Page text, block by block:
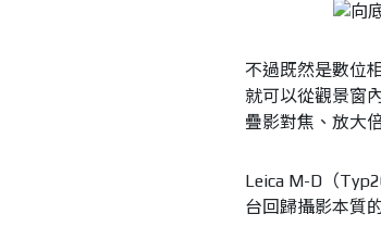
不過既然是數位
就可以從觀景窗
疊影對焦、放大
Leica M-D（
台回歸攝影本質